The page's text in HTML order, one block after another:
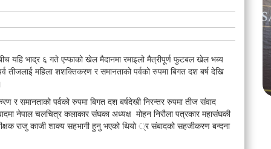
यहि भाद्र ६ गते एन्फाको खेल मैदानमा रमाइलो मैत्रीपूर्ण फुटबल खेल भब्य
तीजलाई महिला शशक्तिकरण र समानताको पर्वको रुपमा बिगत दश बर्ष देखि
र समानताको पर्वको रुपमा बिगत दश बर्षदेखी निरन्तर रुपमा तीज संवाद
नेपाल चलचित्र कलाकार संघका अध्यक्ष मोहन निरौला पत्रकार महासंघकी
राजु काजी शाक्य सहभागी हुनु भएको थियो ्र संबादको सहजीकरण बन्दना
मलेसियामा नेपालको ऐतिहासिक गौरव : दिप्सन कार्की बने ‘किड्स